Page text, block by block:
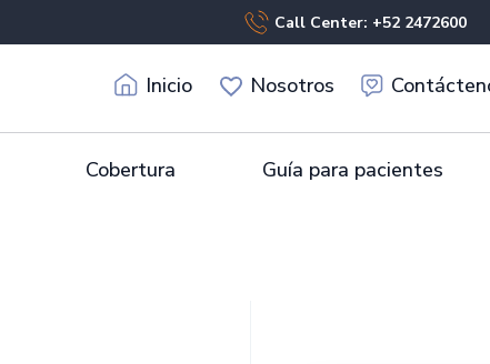
Call Center: +52 2472600
Inicio Nosotros
Cobertura Guía para pacientes